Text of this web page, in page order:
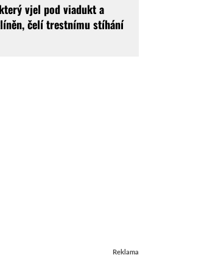
vjel pod viadukt a
čelí trestnímu stíhání
Reklama